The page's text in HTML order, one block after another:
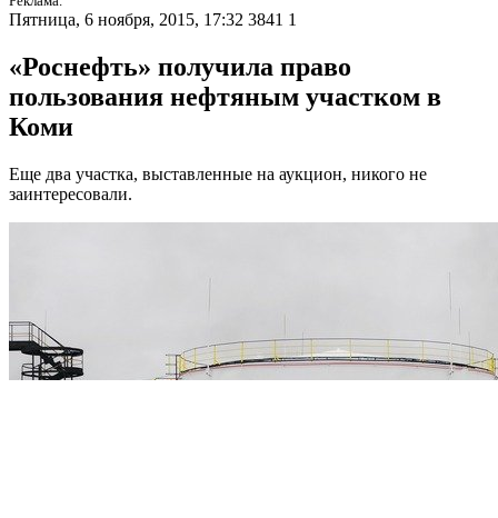
Пятница, 6 ноября, 2015, 17:32 3841 1
«Роснефть» получила право
пользования нефтяным участком в
Коми
Еще два участка, выставленные на аукцион, никого не
заинтересовали.